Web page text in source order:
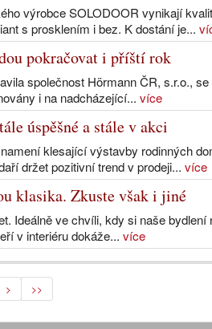
výrobce SOLODOOR vynikají
s prosklením i bez. K dostání je...
pokračovat i příští rok
společnost Hörmann ČR, s.r.o.,
i na nadcházející... více
úspěšné a stále v akci
klesající výstavby rodinných
držet pozitivní trend v prodeji... více
klasika. Zkuste však i jiné
Ideálně ve chvíli, kdy si naše bydlení
v interiéru dokáže... více
> >>